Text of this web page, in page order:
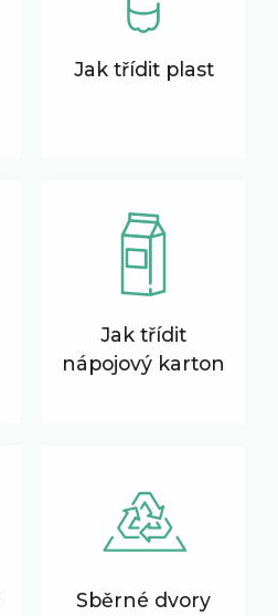
Jak třídit plast
Jak třídit
nápojový karton
Sběrné dvory